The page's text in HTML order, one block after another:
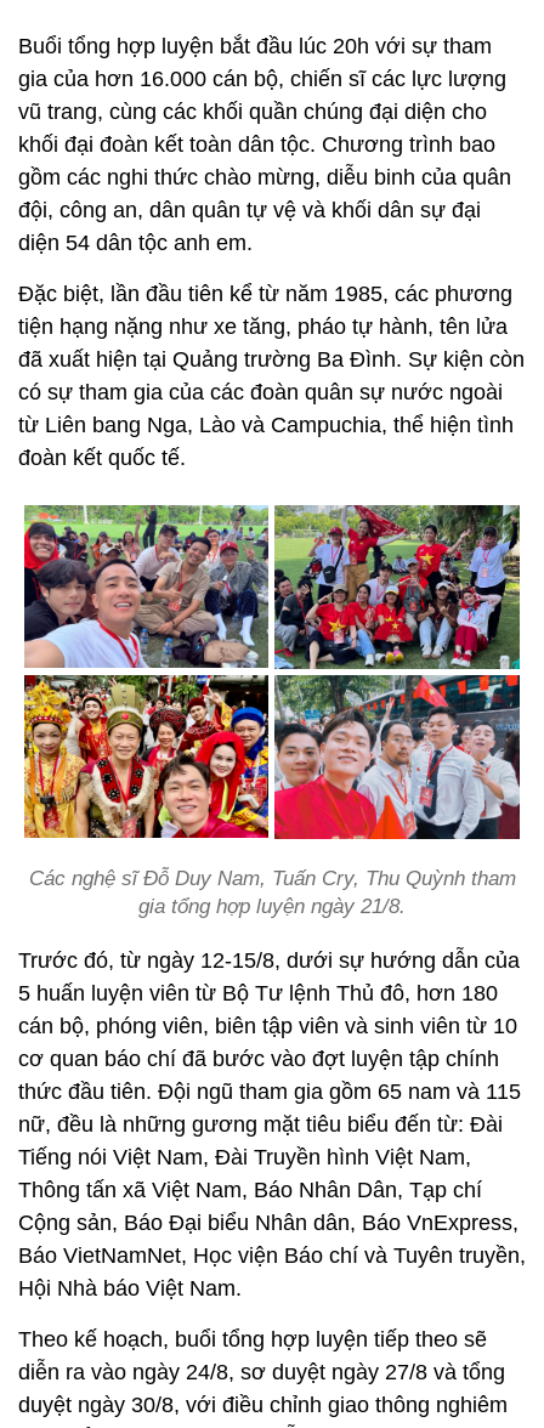
Buổi tổng hợp luyện bắt đầu lúc 20h với sự tham
gia của hơn 16.000 cán bộ, chiến sĩ các lực lượng
vũ trang, cùng các khối quần chúng đại diện cho
khối đại đoàn kết toàn dân tộc. Chương trình bao
gồm các nghi thức chào mừng, diễu binh của quân
đội, công an, dân quân tự vệ và khối dân sự đại
diện 54 dân tộc anh em.
Đặc biệt, lần đầu tiên kể từ năm 1985, các phương
tiện hạng nặng như xe tăng, pháo tự hành, tên lửa
đã xuất hiện tại Quảng trường Ba Đình. Sự kiện còn
có sự tham gia của các đoàn quân sự nước ngoài
từ Liên bang Nga, Lào và Campuchia, thể hiện tình
đoàn kết quốc tế.
Các nghệ sĩ Đỗ Duy Nam, Tuấn Cry, Thu Quỳnh tham
gia tổng hợp luyện ngày 21/8.
Trước đó, từ ngày 12-15/8, dưới sự hướng dẫn của
5 huấn luyện viên từ Bộ Tư lệnh Thủ đô, hơn 180
cán bộ, phóng viên, biên tập viên và sinh viên từ 10
cơ quan báo chí đã bước vào đợt luyện tập chính
thức đầu tiên. Đội ngũ tham gia gồm 65 nam và 115
nữ, đều là những gương mặt tiêu biểu đến từ: Đài
Tiếng nói Việt Nam, Đài Truyền hình Việt Nam,
Thông tấn xã Việt Nam, Báo Nhân Dân, Tạp chí
Cộng sản, Báo Đại biểu Nhân dân, Báo VnExpress,
Báo VietNamNet, Học viện Báo chí và Tuyên truyền,
Hội Nhà báo Việt Nam.
Theo kế hoạch, buổi tổng hợp luyện tiếp theo sẽ
diễn ra vào ngày 24/8, sơ duyệt ngày 27/8 và tổng
duyệt ngày 30/8, với điều chỉnh giao thông nghiêm